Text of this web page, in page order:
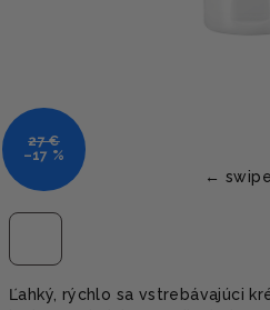
Ľahký, rýchlo sa vstrebávajúci
27 €
–17 %